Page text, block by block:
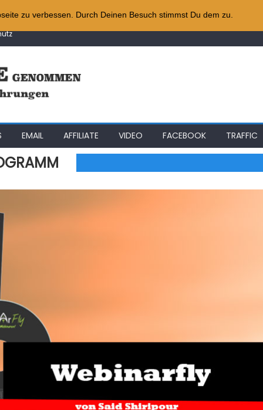
zu verbessen. Durch Deinen Besuch stimmst Du dem zu.
EMAIL AFFILIATE VIDEO FACEBOOK TRAFFIC